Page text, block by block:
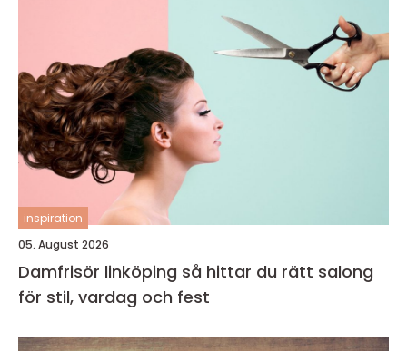
inspiration
05. August 2026
Damfrisör linköping så hittar du rätt salong
för stil, vardag och fest